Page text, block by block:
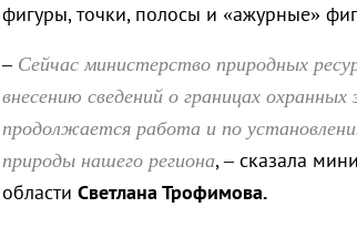
фигуры, точки, полосы и «ажурные»
– Сейчас министерство природных
внесению сведений о границах
продолжается работа и по
природы нашего региона, – сказала
области Светлана Трофимова.